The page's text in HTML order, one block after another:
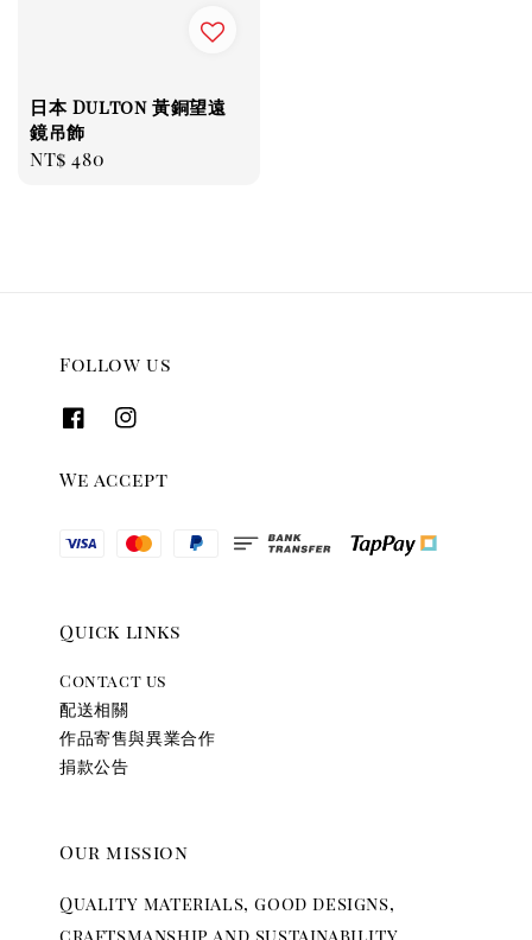
日本 Dulton 黃銅望遠
鏡吊飾
Regular
NT$ 480
Follow us
We accept
Quick links
Contact us
配送相關
作品寄售與異業合作
捐款公告
Our mission
Quality materials, good designs,